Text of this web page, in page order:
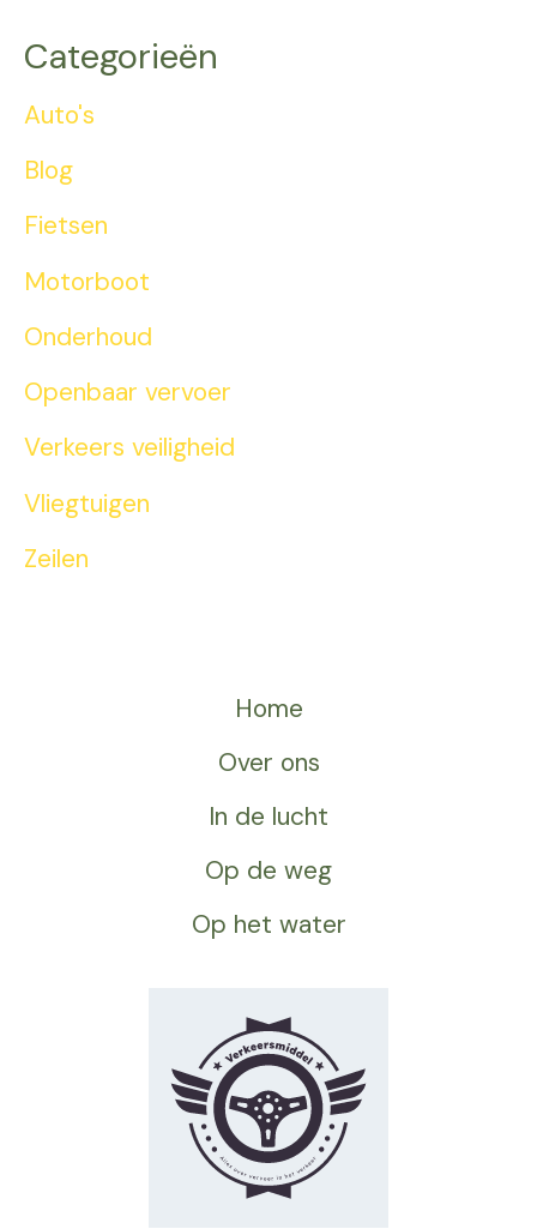
Categorieën
Auto's
Blog
Fietsen
Motorboot
Onderhoud
Openbaar vervoer
Verkeers veiligheid
Vliegtuigen
Zeilen
Home
Over ons
In de lucht
Op de weg
Op het water